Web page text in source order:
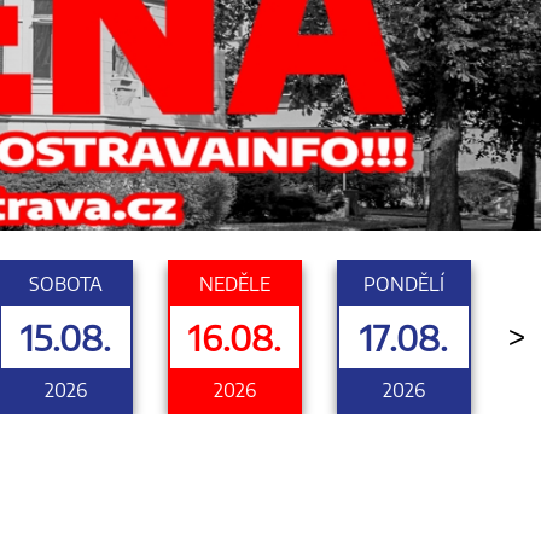
SOBOTA
15.08.
2026
NEDĚLE
16.08.
2026
PONDĚLÍ
17.08.
2026
>